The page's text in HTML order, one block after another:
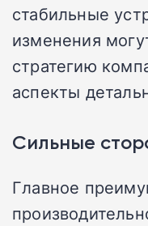
стабильные
изменения
стратегию
аспекты
Сильные
Главное